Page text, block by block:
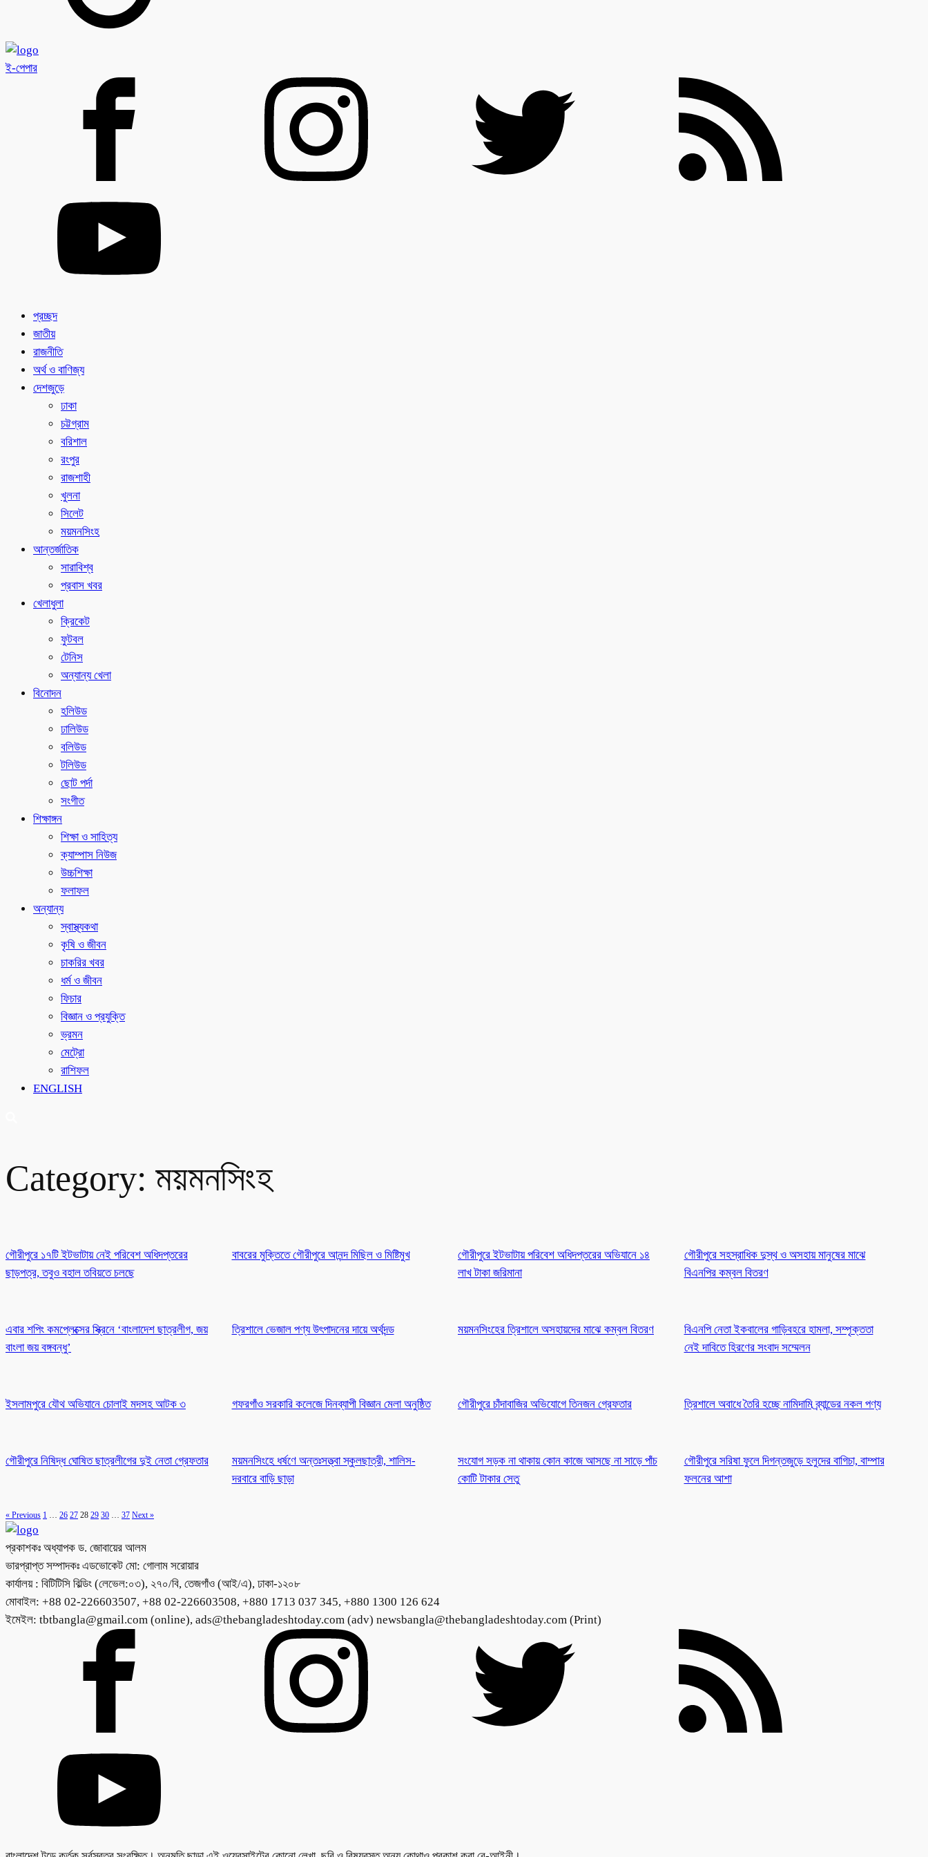
ই-পেপার
প্রচ্ছদ
জাতীয়
রাজনীতি
অর্থ ও বাণিজ্য
দেশজুড়ে
ঢাকা
চট্টগ্রাম
বরিশাল
রংপুর
রাজশাহী
খুলনা
সিলেট
ময়মনসিংহ
আন্তর্জাতিক
সারাবিশ্ব
প্রবাস খবর
খেলাধুলা
ক্রিকেট
ফুটবল
টেনিস
অন্যান্য খেলা
বিনোদন
হলিউড
ঢালিউড
বলিউড
টলিউড
ছোট পর্দা
সংগীত
শিক্ষাঙ্গন
শিক্ষা ও সাহিত্য
ক্যাম্পাস নিউজ
উচ্চশিক্ষা
ফলাফল
অন্যান্য
স্বাস্থ্যকথা
কৃষি ও জীবন
চাকরির খবর
ধর্ম ও জীবন
ফিচার
বিজ্ঞান ও প্রযুক্তি
ভ্রমন
মেট্রো
রাশিফল
ENGLISH
Category: ময়মনসিংহ
গৌরীপুরে ১৭টি ইটভাটায় নেই পরিবেশ অধিদপ্তরের
ছাড়পত্র, তবুও বহাল তবিয়তে চলছে
বাবরের মুক্তিতে গৌরীপুরে আনন্দ মিছিল ও মিষ্টিমুখ
গৌরীপুরে ইটভাটায় পরিবেশ অধিদপ্তরের অভিযানে ১৪
লাখ টাকা জরিমানা
গৌরীপুরে সহস্রাধিক দুস্থ ও অসহায় মানুষের মাঝে
বিএনপির কম্বল বিতরণ
এবার শপিং কমপ্লেক্সের স্ক্রিনে ‘বাংলাদেশ ছাত্রলীগ, জয়
বাংলা জয় বঙ্গবন্ধু’
ত্রিশালে ভেজাল পণ্য উৎপাদনের দায়ে অর্থদন্ড ময়মনসিংহের ত্রিশালে অসহায়দের মাঝে কম্বল বিতরণ
বিএনপি নেতা ইকবালের গাড়িবহরে হামলা, সম্পৃক্ততা
নেই দাবিতে হিরণের সংবাদ সম্মেলন
ইসলামপুরে যৌথ অভিযানে চোলাই মদসহ আটক ৩ গফরগাঁও সরকারি কলেজে দিনব্যাপী বিজ্ঞান মেলা অনুষ্ঠিত গৌরীপুরে চাঁদাবাজির অভিযোগে তিনজন গ্রেফতার ত্রিশালে অবাধে তৈরি হচ্ছে নামিদামি ব্র্যান্ডের নকল পণ্য
গৌরীপুরে নিষিদ্ধ ঘোষিত ছাত্রলীগের দুই নেতা গ্রেফতার
ময়মনসিংহে ধর্ষণে অন্তঃসত্ত্বা স্কুলছাত্রী, শালিস-
দরবারে বাড়ি ছাড়া
সংযোগ সড়ক না থাকায় কোন কাজে আসছে না সাড়ে পাঁচ
কোটি টাকার সেতু
গৌরীপুরে সরিষা ফুলে দিগন্তজুড়ে হলুদের বাগিচা, বাম্পার
ফলনের আশা
« Previous 1 … 26 27 28 29 30 … 37 Next »
প্রকাশকঃ অধ্যাপক ড. জোবায়ের আলম
ভারপ্রাপ্ত সম্পাদকঃ এডভোকেট মো: গোলাম সরোয়ার
কার্যালয় : বিটিটিসি বিল্ডিং (লেভেল:০৩), ২৭০/বি, তেজগাঁও (আই/এ), ঢাকা-১২০৮
মোবাইল: +88 02-226603507, +88 02-226603508, +880 1713 037 345, +880 1300 126 624
ইমেইল: tbtbangla@gmail.com (online), ads@thebangladeshtoday.com (adv) newsbangla@thebangladeshtoday.com (Print)